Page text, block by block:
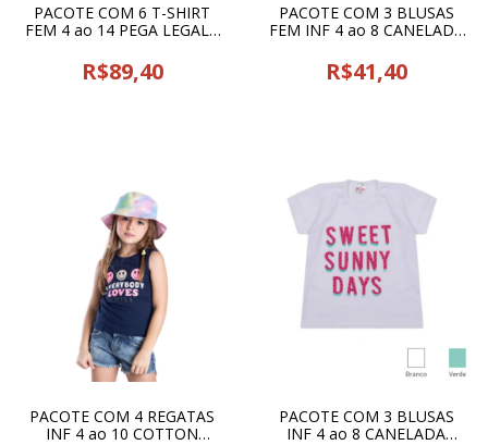
PACOTE COM 6 T-SHIRT
FEM 4 ao 14 PEGA LEGAL -
R$89,40
PACOTE COM 3 BLUSAS
FEM INF 4 ao 8 CANELADA
R$41,40
PACOTE COM 4 REGATAS
INF 4 ao 10 COTTON
PACOTE COM 3 BLUSAS
INF 4 ao 8 CANELADA